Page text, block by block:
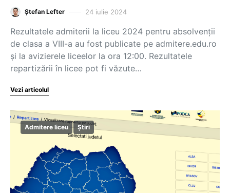
Ștefan Lefter 24 iulie 2024
Rezultatele admiterii la liceu 2024 pentru absolvenții
de clasa a VIII-a au fost publicate pe admitere.edu.ro
și la avizierele liceelor la ora 12:00. Rezultatele
repartizării în licee pot fi văzute…
Vezi articolul
Admitere liceu Știri